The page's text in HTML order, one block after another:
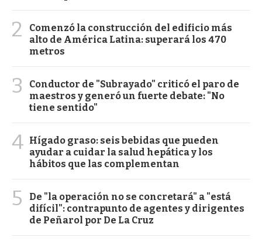
2
Comenzó la construcción del edificio más
alto de América Latina: superará los 470
metros
3
Conductor de "Subrayado" criticó el paro de
maestros y generó un fuerte debate: "No
tiene sentido"
4 Hígado graso: seis bebidas que pueden
ayudar a cuidar la salud hepática y los
hábitos que las complementan
5
De "la operación no se concretará" a "está
difícil": contrapunto de agentes y dirigentes
de Peñarol por De La Cruz